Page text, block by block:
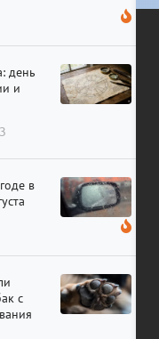
день
и
3
в
с